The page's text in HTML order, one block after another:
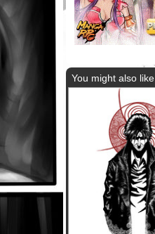
You might also like